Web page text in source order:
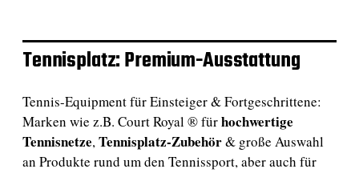
Tennisplatz: Premium-Ausstattung
Tennis-Equipment für Einsteiger & Fortgeschrittene:
Marken wie z.B. Court Royal ® fürhochwertige
Tennisnetze,Tennisplatz-Zubehör& große Auswahl
an Produkte rund um den Tennissport, aber auch für